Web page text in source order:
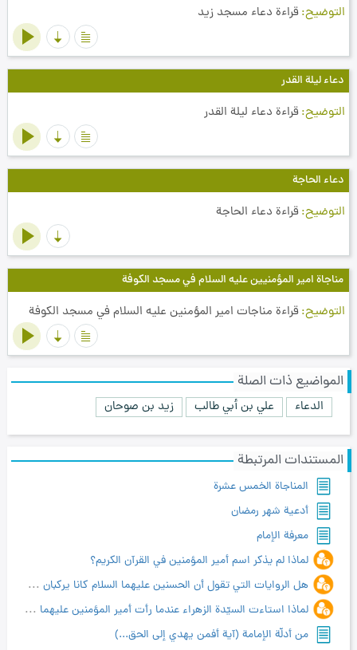
التوضيح قراءة دعاء مسجد زيد
دعاء ليلة القدر
التوضيح قراءة دعاء ليلة القدر
دعاء الحاجة
التوضيح قراءة دعاء الحاجة
مناجاة امير المؤمنيين عليه السلام في مسجد الكوفة
التوضيح قراءة مناجات امير المؤمنين عليه السلام في مسجد الكوفة
المواضيع ذات الصلة
الدعاء علي بن أبي طالب زيد بن صوحان
المستندات المرتبطة
المناجاة الخمس عشرة
أدعية شهر رمضان
معرفة الإمام
لماذا لم يذكر اسم أمير المؤمنين في القرآن الكريم؟
هل الروايات التي تقول أن الحسنين عليهما السلام كانا يركبان على ظهر جدهما صحيحة ؟
لماذا استاءت السيّدة الزهراء عندما رأت أمير المؤمنين عليهما السلام قد وضع رأسه على ركبة الجارية؟
من أدلّة الإمامة (آية أفمن يهدي إلى الحق...)